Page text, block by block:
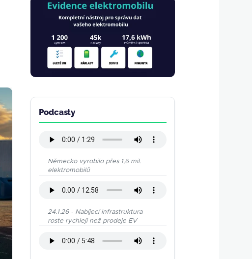
Obrázek
Podcasty
Německo vyrobilo přes 1,6 mil.
elektromobilů
24.1.26 - Nabíjecí infrastruktura
roste rychleji než prodeje EV